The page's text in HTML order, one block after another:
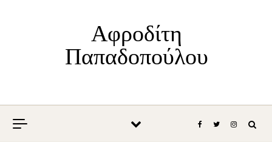
Αφροδίτη
Παπαδοπούλου